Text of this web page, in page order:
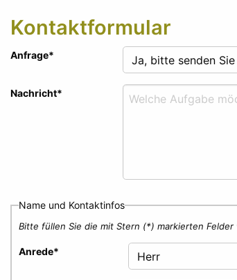
Kontaktformular
Anfrage*
Nachricht*
Name und Kontaktinfos
Bitte füllen Sie die mit Stern (*) markierten
Anrede*